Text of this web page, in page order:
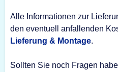
Alle Informationen zur
den eventuell anfallenden
Lieferung & Montage.
Sollten Sie noch Fragen